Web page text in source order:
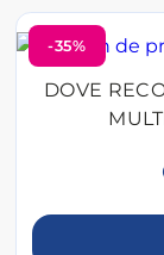
-35%
DOVE